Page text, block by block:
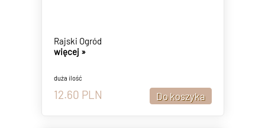
Rajski Ogród
więcej »
duża ilość
12.60 PLN